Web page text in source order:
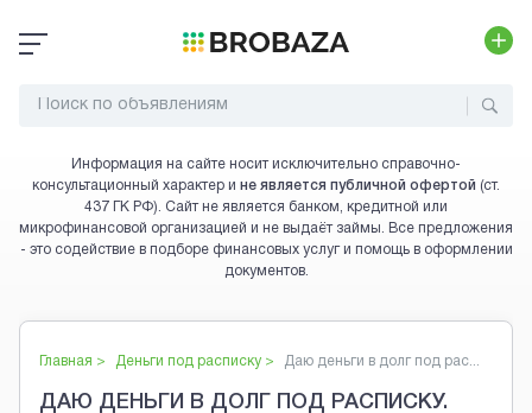
Информация на сайте носит исключительно справочно-
консультационный характер и не является публичной офертой (ст.
437 ГК РФ). Сайт не является банком, кредитной или
микрофинансовой организацией и не выдаёт займы. Все предложения
- это содействие в подборе финансовых услуг и помощь в оформлении
документов.
Главная > Деньги под расписку > Даю деньги в долг под рас...
ДАЮ ДЕНЬГИ В ДОЛГ ПОД РАСПИСКУ.